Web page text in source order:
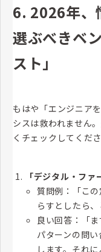
6. 2026年、
選ぶべきベ
スト」
もはや「エンジニア
シスは救われません
くチェックしてくださ
「デジタル・フ
質問例：「こ
らすとしたら
良い回答：「
パターンの問
します。それ